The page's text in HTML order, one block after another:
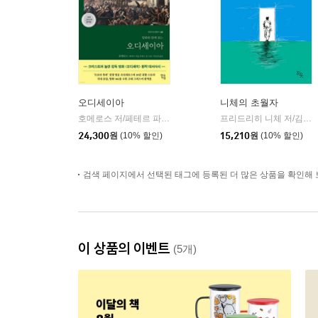
오디세이아
호메로스 저/페테르 파울 루벤스 그림/박문재 역 |
현대지성
24,300원 (10% 할인)
니체의 초월자
프리드리히 니체 저/김철 편역
15,210원 (10% 할인)
검색 페이지에서 선택된 태그에 등록된 더 많은 상품을 확인해
이 상품의 이벤트 (5개)